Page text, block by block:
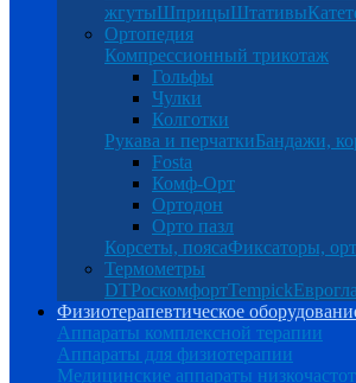
жгутыШприцыШтативы
Ортопедия
Компрессионный трикотаж
Гольфы
Чулки
Колготки
Рукава и перчаткиБандажи,
Fosta
Комф-Орт
Ортодон
Орто пазл
Корсеты, поясаФиксаторы,
Термометры
DTРоскомфортTempick
Физиотерапевтическое
Аппараты комплексной терапии
Аппараты для физиотерапии
Медицинские аппараты